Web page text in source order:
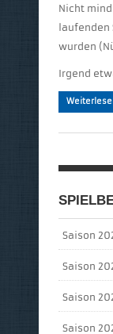
Nicht
wurden
Irgend
Saison
Saison
Saison
Saison